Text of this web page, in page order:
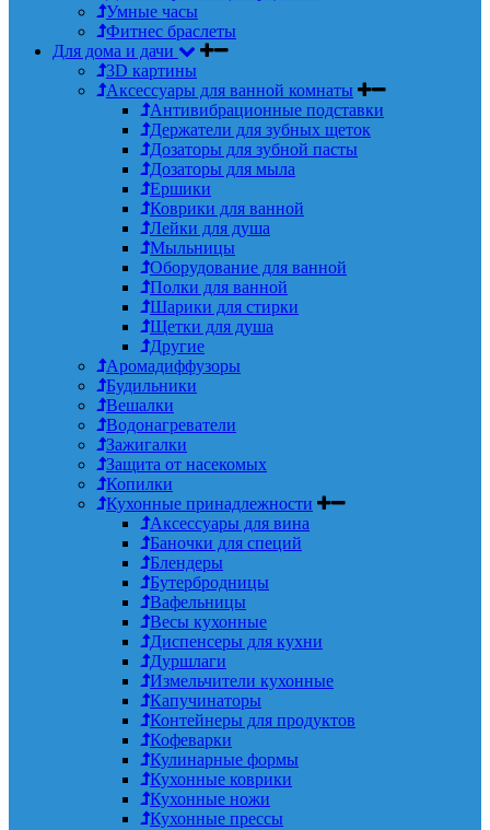
Умные часы
Фитнес браслеты
Для дома и дачи
3D картины
Аксессуары для ванной комнаты
Антивибрационные подставки
Держатели для зубных щеток
Дозаторы для зубной пасты
Дозаторы для мыла
Ершики
Коврики для ванной
Лейки для душа
Мыльницы
Оборудование для ванной
Полки для ванной
Шарики для стирки
Щетки для душа
Другие
Аромадиффузоры
Будильники
Вешалки
Водонагреватели
Зажигалки
Защита от насекомых
Копилки
Кухонные принадлежности
Аксессуары для вина
Баночки для специй
Блендеры
Бутербродницы
Вафельницы
Весы кухонные
Диспенсеры для кухни
Дуршлаги
Измельчители кухонные
Капучинаторы
Контейнеры для продуктов
Кофеварки
Кулинарные формы
Кухонные коврики
Кухонные ножи
Кухонные прессы